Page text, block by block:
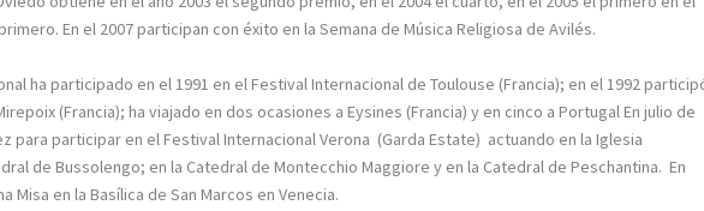
En el 2007 participan con éxito en la Semana de Música Religiosa de Avilés.
participado en el 1991 en el Festival Internacional de Toulouse (Francia); en el 1992
(Francia); ha viajado en dos ocasiones a Eysines (Francia) y en cinco a Portugal En julio de
para participar en el Festival Internacional Verona (Garda Estate) actuando en la Iglesia
de Bussolengo; en la Catedral de Montecchio Maggiore y en la Catedral de Peschantina. En
Misa en la Basílica de San Marcos en Venecia.